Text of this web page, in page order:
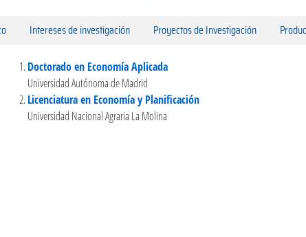
Intereses de investigación Proyectos de Investigación
Doctorado en Economía Aplicada
Universidad Autónoma de Madrid
Licenciatura en Economía y Planificación
Universidad Nacional Agraria La Molina